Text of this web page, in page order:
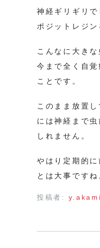
神経ギリギリ
ポジットレジン
こんなに大き
今まで全く自
ことです。
このまま放置
には神経まで
しれません。
やはり定期的に
とは大事ですね
投稿者: